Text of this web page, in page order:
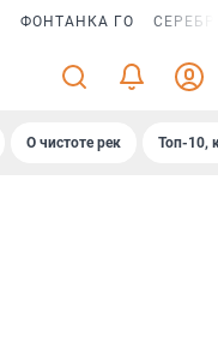
ФОНТАНКА ГО
О чистоте рек Топ-10,